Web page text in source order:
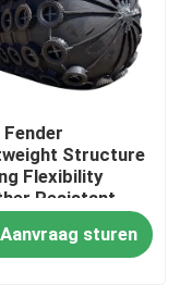
Structure
Flexibility
Resistant
Aanvraag sturen